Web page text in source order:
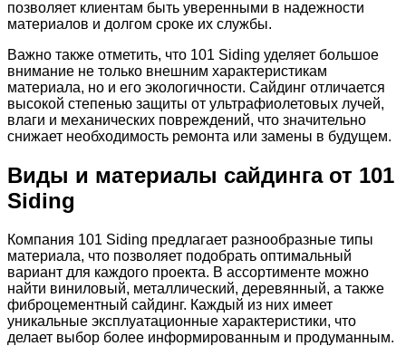
позволяет клиентам быть уверенными в надежности
материалов и долгом сроке их службы.
Важно также отметить, что 101 Siding уделяет большое
внимание не только внешним характеристикам
материала, но и его экологичности. Сайдинг отличается
высокой степенью защиты от ультрафиолетовых лучей,
влаги и механических повреждений, что значительно
снижает необходимость ремонта или замены в будущем.
Виды и материалы сайдинга от 101
Siding
Компания 101 Siding предлагает разнообразные типы
материала, что позволяет подобрать оптимальный
вариант для каждого проекта. В ассортименте можно
найти виниловый, металлический, деревянный, а также
фиброцементный сайдинг. Каждый из них имеет
уникальные эксплуатационные характеристики, что
делает выбор более информированным и продуманным.